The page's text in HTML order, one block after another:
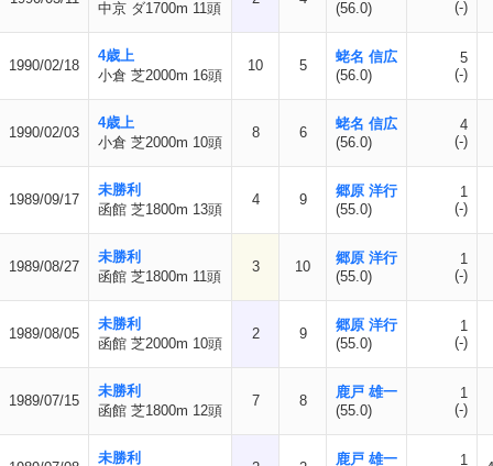
中京 ダ1700m 11頭 (56.0) (-)
1990/02/18
4歳上
小倉 芝2000m 16頭
10 5
蛯名 信広
(56.0)
5
(-)
1990/02/03
4歳上
小倉 芝2000m 10頭
8 6
蛯名 信広
(56.0)
4
(-)
1989/09/17
未勝利
函館 芝1800m 13頭
4 9
郷原 洋行
(55.0)
1
(-)
1989/08/27
未勝利
函館 芝1800m 11頭
3 10
郷原 洋行
(55.0)
1
(-)
1989/08/05
未勝利
函館 芝2000m 10頭
2 9
郷原 洋行
(55.0)
1
(-)
1989/07/15
未勝利
函館 芝1800m 12頭
7 8
鹿戸 雄一
(55.0)
1
(-)
未勝利
鹿戸 雄一
1